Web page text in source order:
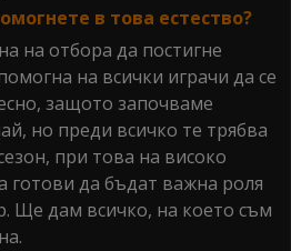
в това естество?
на отбора да постигне
на всички играчи да се
защото започваме
но преди всичко те трябва
при това на високо
готови да бъдат важна роля
Ще дам всичко, на което съм